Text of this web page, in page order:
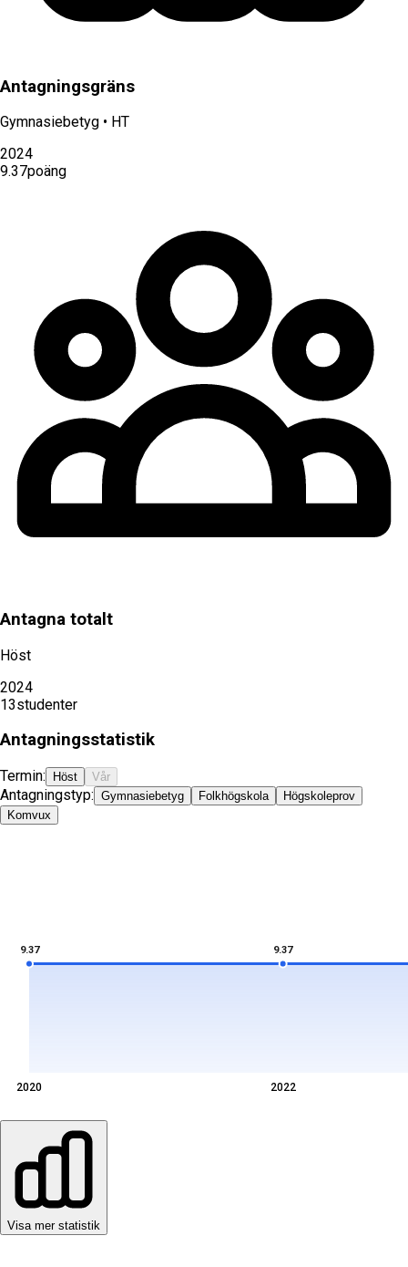
Antagningsgräns
Gymnasiebetyg • HT
2024
9.37poäng
Antagna totalt
Höst
2024
13studenter
Antagningsstatistik
Termin: Höst Vår
Antagningstyp: Gymnasiebetyg Folkhögskola
Högskoleprov
Komvux
9.37 9.37
2020 2022
Visa mer statistik